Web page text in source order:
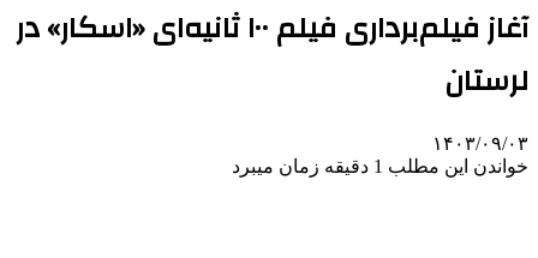
آغاز فیلم‌برداری فیلم ۱۰۰ ثانیه‌ای «اسکار» در
لرستان
۱۴۰۳/۰۹/۰۳
خواندن این مطلب 1 دقیقه زمان میبرد